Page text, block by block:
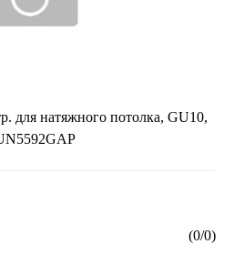
для натяжного потолка, GU10,
(0/0)